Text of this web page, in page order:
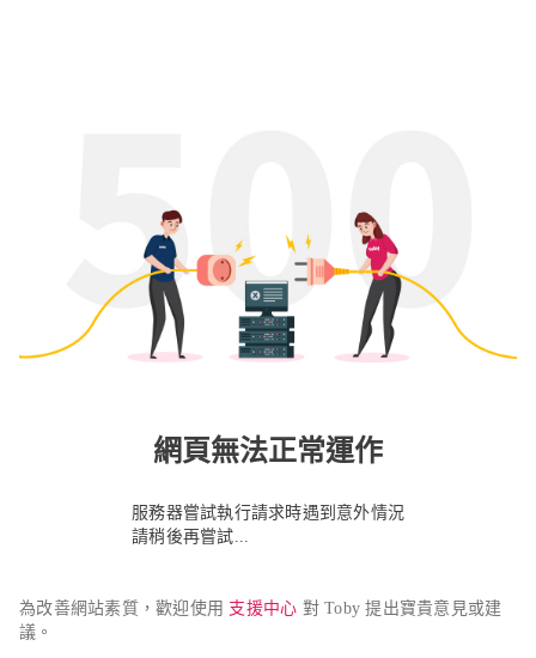
網頁無法正常運作
服務器嘗試執行請求時遇到意外情況
請稍後再嘗試...
為改善網站素質，歡迎使用 支援中心 對 Toby 提出寶貴意見或建
議。